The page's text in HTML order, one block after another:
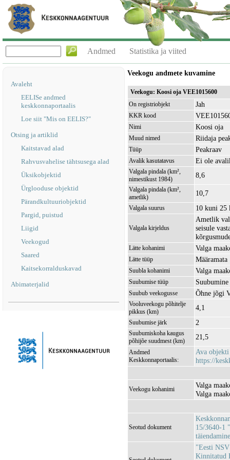
Andmed Statistika ja viited
Avaleht
EELISe andmed
keskkonnaportaalis
Loe siit "Mis on EELIS?"
Otsing ja artiklid
Kaitstavad alad
Rahvusvahelise tähtsusega alad
Üksikobjektid
Ürglooduse objektid
Pärandkultuuriobjektid
Pargid, puistud
Liigid
Veekogud
Saared
Kaitsekorralduskavad
Abimaterjalid
Veekogu andmete kuvamine
Veekogu: Koosi oja VEE1015600
On registriobjekt
Jah
KKR kood
Nimi Koosi oja
Muud nimed Riidaja
Tüüp Peakraav
Avalik kasutatavus Ei ole
Valgala pindala (km²,
nimestikust 1984)
8,6
Valgala pindala (km²,
ametlik)
10,7
Valgala suurus 10 kuni 25
Valgala kirjeldus
Ametlik
seisule
Lätte kohanimi Valga
Lätte tüüp Määramata
Suubla kohanimi Valga
Suubumise tüüp
Suubub veekogusse Õhne jõgi
Vooluveekogu põhitelje
pikkus (km)
4,1
Suubumise järk 2
Suubumiskoha kaugus
põhijõe suudmest (km)
21,5
Andmed
Keskkonnaportaalis:
Ava objekti
https://
Veekogu kohanimi
Valga
Valga
Seotud dokument
15/3640-1
"Eesti
Kinnitatud